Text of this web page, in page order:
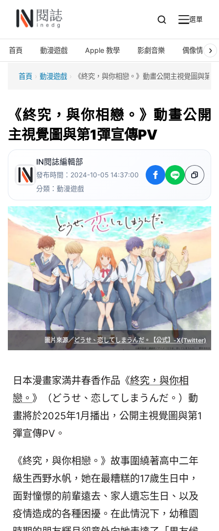
搜
尋
選單
選
單
首頁
動漫遊戲 Apple 教學 影劇音樂 偶像情報›
首頁 › 動漫遊戲 › 《終究，與你相戀。》動畫公開主視覺圖與第1
《終究，與你相戀。》動畫公開
主視覺圖與第1彈宣傳PV
IN閱誌編輯部
發布時間：2024-10-05 14:37:00
分類： 動漫遊戲
圖片來源／どうせ、恋してしまうんだ。【公式】-X(Twitter)
日本漫畫家満井春香作品《終究，與你相
戀。 》（どうせ、恋してしまうんだ。）動
畫將於2025年1月播出，公開主視覺圖與第1
彈宣傳PV。
《終究，與你相戀。》故事圍繞著高中二年
級生西野水帆，她在最糟糕的17歲生日中，
面對憧憬的前輩遠去、家人遺忘生日、以及
疫情造成的各種困擾。在此情況下，幼稚園